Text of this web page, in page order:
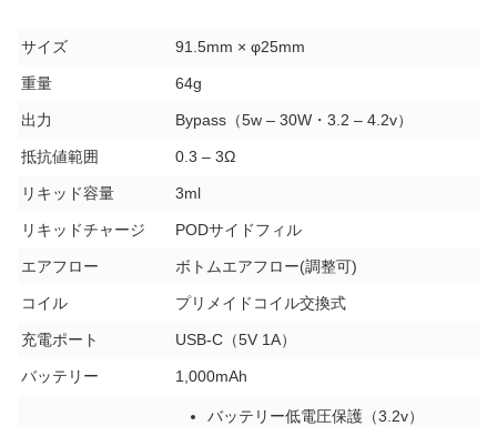
サイズ 91.5mm × φ25mm
重量 64g
出力 Bypass（5w – 30W・3.2 – 4.2v）
抵抗値範囲 0.3 – 3Ω
リキッド容量 3ml
リキッドチャージ PODサイドフィル
エアフロー ボトムエアフロー(調整可)
コイル プリメイドコイル交換式
充電ポート USB-C（5V 1A）
バッテリー 1,000mAh
バッテリー低電圧保護（3.2v）